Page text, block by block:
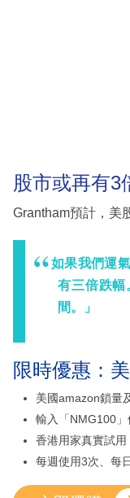
股市或再有3
Grantham預計，美
如果我們運
有三倍跌幅
間。」
限時優惠：
美國amazon鎖量
輸入「NMG100
香港用家真實試
每週使用3次、每